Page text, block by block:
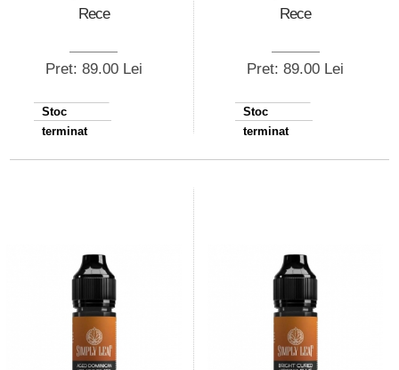
Rece
Pret: 89.00 Lei
Stoc
terminat
Rece
Pret: 89.00 Lei
Stoc
terminat